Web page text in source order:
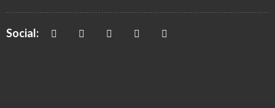
Social: